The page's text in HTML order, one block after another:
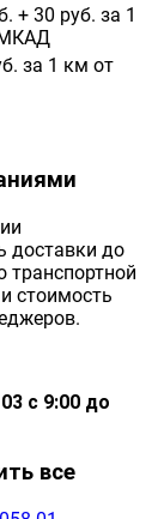
+ 30 руб. за 1
за 1 км от
доставки до
транспортной
стоимость
с 9:00 до
все